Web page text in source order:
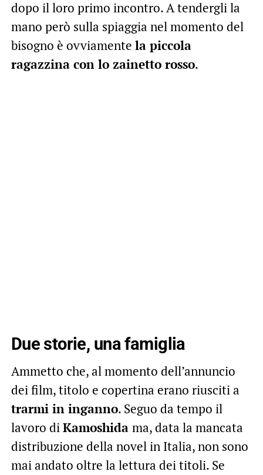
dopo il loro primo incontro. A tendergli la
mano però sulla spiaggia nel momento del
bisogno è ovviamente la piccola
ragazzina con lo zainetto rosso.
Due storie, una famiglia
Ammetto che, al momento dell’annuncio
dei film, titolo e copertina erano riusciti a
trarmi in inganno. Seguo da tempo il
lavoro diKamoshida ma, data la mancata
distribuzione della novel in Italia, non sono
mai andato oltre la lettura dei titoli. Se